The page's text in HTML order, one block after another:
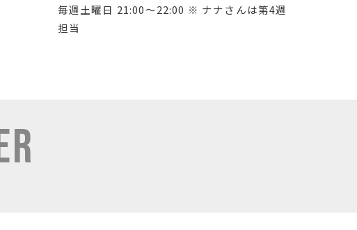
毎週土曜日 21:00〜22:00 ※ ナナさんは第4週
担当